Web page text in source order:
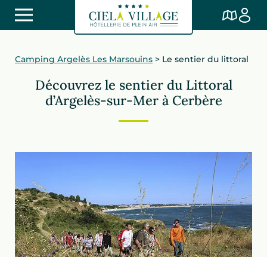
Camping Argelès Les Marsouins > Le sentier du littoral
Découvrez le sentier du Littoral
d’Argelès-sur-Mer à Cerbère